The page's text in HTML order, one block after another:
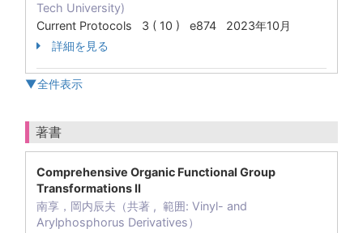
Tech University)
Current Protocols 3 ( 10 ) e874 2023年10月
詳細を見る
▼全件表示
著書
Comprehensive Organic Functional Group
Transformations II
南享，岡内辰夫（共著 , 範囲: Vinyl- and
Arylphosphorus Derivatives）